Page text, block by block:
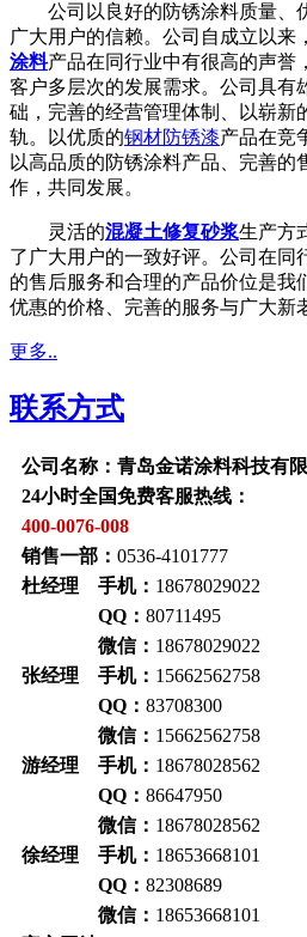
公司以良好的防锈涂料质量、
广大用户的信赖。公司自成立以来
涂料产品在同行业中有很高的声誉
客户多层次的发展需求。公司具有
础，完善的经营管理体制、以崭新
轨。以优质的钢材防锈漆产品在竞
以高品质的防锈涂料产品、完善的
作，共同发展。
灵活的混凝土修复砂浆生产方
了广大用户的一致好评。公司在同
的售后服务和合理的产品价位是我
优惠的价格、完善的服务与广大新
更多..
联系方式
公司名称：青岛金诺涂料科技有
24小时全国免费客服热线：
400-0076-008
销售一部： 0536-4101777
杜经理 手机： 18678029022
QQ： 80711495
微信： 18678029022
张经理 手机： 15662562758
QQ： 83708300
微信： 15662562758
游经理 手机： 18678028562
QQ： 86647950
微信： 18678028562
徐经理 手机： 18653668101
QQ： 82308689
微信： 18653668101